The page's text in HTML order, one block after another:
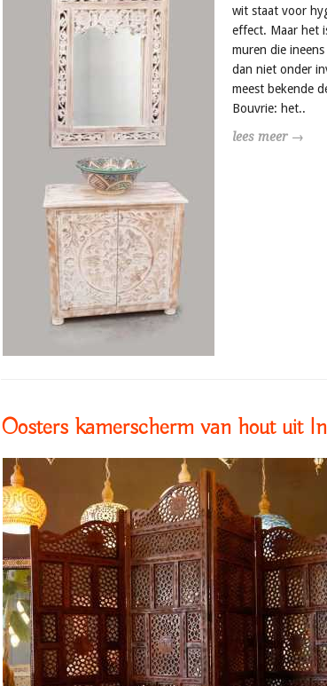
wit staat voor
effect. Maar het
muren die
dan niet onder
meest bekende
Bouvrie: het..
lees meer →
Oosters kamerscherm van hout uit